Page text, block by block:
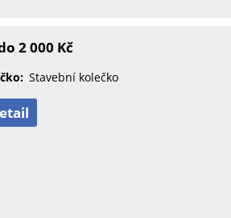
2 000 Kč
Stavební kolečko